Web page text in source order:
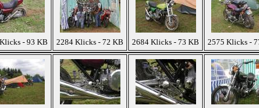
- 93 KB 2284 Klicks - 72 KB 2684 Klicks - 73 KB 2575 Klicks -